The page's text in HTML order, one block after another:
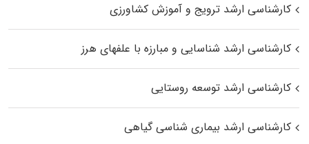
کارشناسی ارشد ترویج و آموزش کشاورزی
کارشناسی ارشد شناسایی و مبارزه با علفهای هرز
کارشناسی ارشد توسعه روستایی
کارشناسی ارشد بیماری‌ شناسی گیاهی